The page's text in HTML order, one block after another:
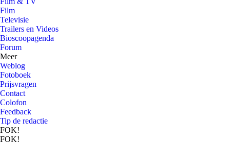
Film
Televisie
Trailers en Videos
Bioscoopagenda
Forum
Meer
Weblog
Fotoboek
Prijsvragen
Contact
Colofon
Feedback
Tip de redactie
FOK!
FOK!